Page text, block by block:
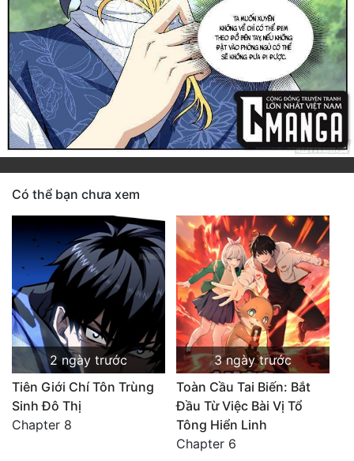
Có thể bạn chưa xem
2 ngày trước
Tiên Giới Chí Tôn Trùng
Sinh Đô Thị
Chapter 8
3 ngày trước
Toàn Cầu Tai Biến: Bắt
Đầu Từ Việc Bài Vị Tổ
Tông Hiển Linh
Chapter 6